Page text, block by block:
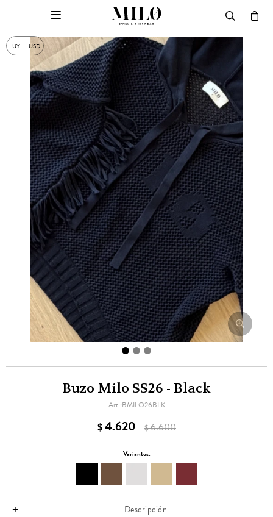
UY USD

Buzo Milo SS26 - Black
BMILO26BLK
$4.620 $6.600
Variantes:
Descripción